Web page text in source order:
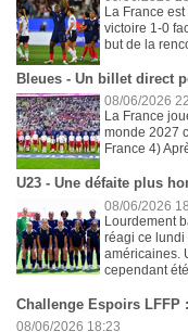
La France
victoire 1-0
but de la
Bleues - Un billet direct
08/06/2026
La France
monde 2027
France 4)
U23 - Une défaite plus
08/06/2026
Lourdement
réagi ce
américaines.
cependant été
Challenge Espoirs LFFP
08/06/2026 18:23